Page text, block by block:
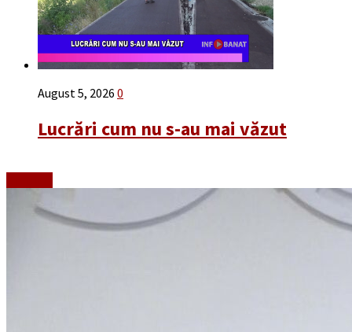
August 5, 2026 0
Lucrări cum nu s-au mai văzut